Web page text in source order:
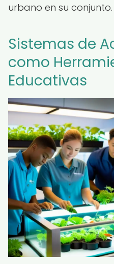
urbano en su conjunto.
Sistemas de
como
Educativas